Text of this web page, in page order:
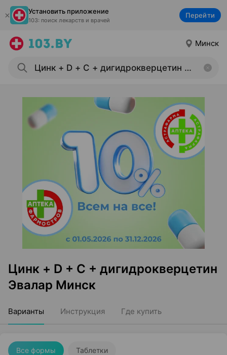
Установить приложение
103: поиск лекарств и врачей
Перейти
Минск
Цинк + D + C + дигидрокверцетин
Эвалар Минск
Варианты Инструкция Где купить
Все формы Таблетки